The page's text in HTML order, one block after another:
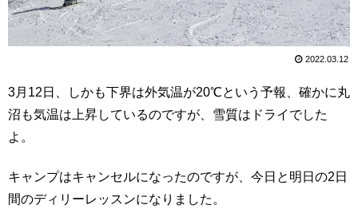
2022.03.12
3月12日、しかも下界は外気温が20℃という予報、確かに丸
沼も気温は上昇しているのですが、雪質はドライでした
よ。
キャンプはキャンセルになったのですが、今日と明日の2日
間のディリーレッスンになりました。